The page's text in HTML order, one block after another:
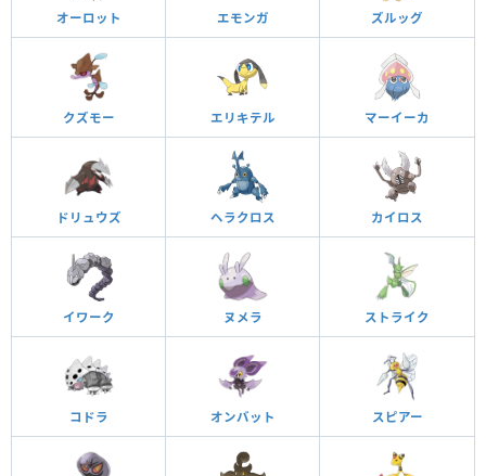
オーロット エモンガ ズルッグ
クズモー エリキテル マーイーカ
ドリュウズ ヘラクロス カイロス
イワーク ヌメラ ストライク
コドラ オンバット スピアー